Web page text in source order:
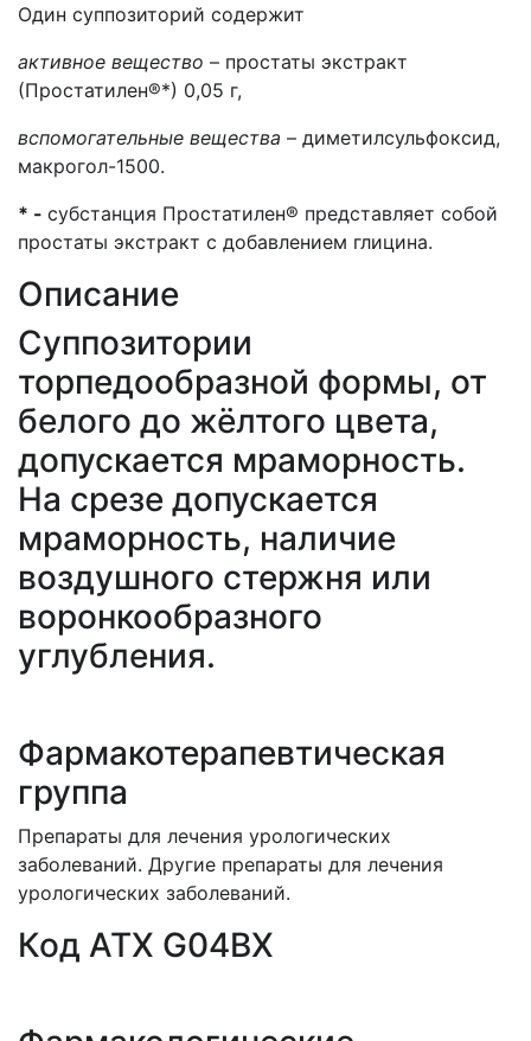
Один суппозиторий содержит
активное вещество – простаты экстракт
(Простатилен®*) 0,05 г,
вспомогательные вещества – диметилсульфоксид,
макрогол-1500.
* - субстанция Простатилен® представляет собой
простаты экстракт с добавлением глицина.
Описание
Суппозитории
торпедообразной формы, от
белого до жёлтого цвета,
допускается мраморность.
На срезе допускается
мраморность, наличие
воздушного стержня или
воронкообразного
углубления.
Фармакотерапевтическая
группа
Препараты для лечения урологических
заболеваний. Другие препараты для лечения
урологических заболеваний.
Код АТХ G04BX